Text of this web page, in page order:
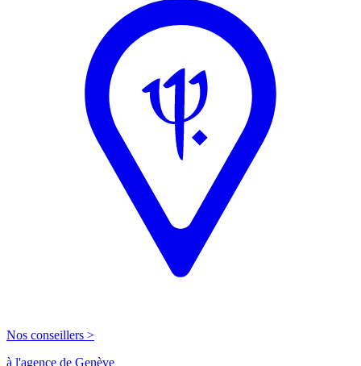
Nos conseillers >
à l'agence de Genève